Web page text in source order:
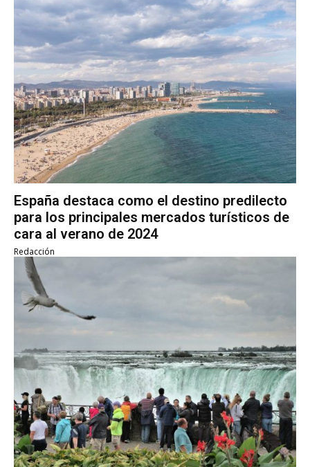
España destaca como el destino predilecto
para los principales mercados turísticos de
cara al verano de 2024
Redacción